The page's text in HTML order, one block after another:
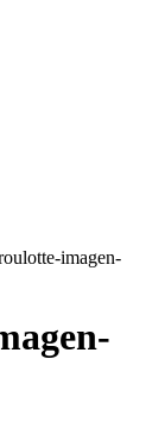
imagen-